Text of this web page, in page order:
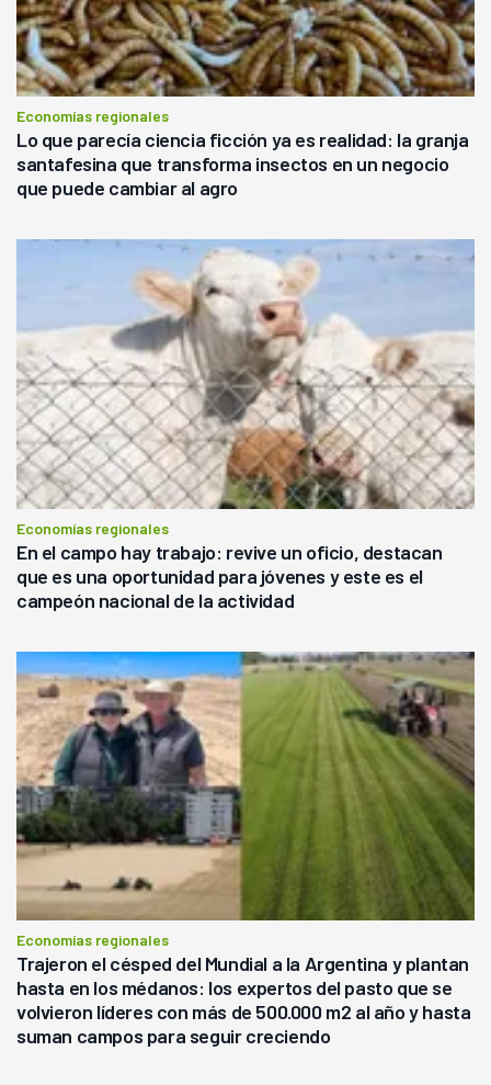
Economías regionales
Lo que parecía ciencia ficción ya es realidad: la granja
santafesina que transforma insectos en un negocio
que puede cambiar al agro
Economías regionales
En el campo hay trabajo: revive un oficio, destacan
que es una oportunidad para jóvenes y este es el
campeón nacional de la actividad
Economías regionales
Trajeron el césped del Mundial a la Argentina y plantan
hasta en los médanos: los expertos del pasto que se
volvieron líderes con más de 500.000 m2 al año y hasta
suman campos para seguir creciendo